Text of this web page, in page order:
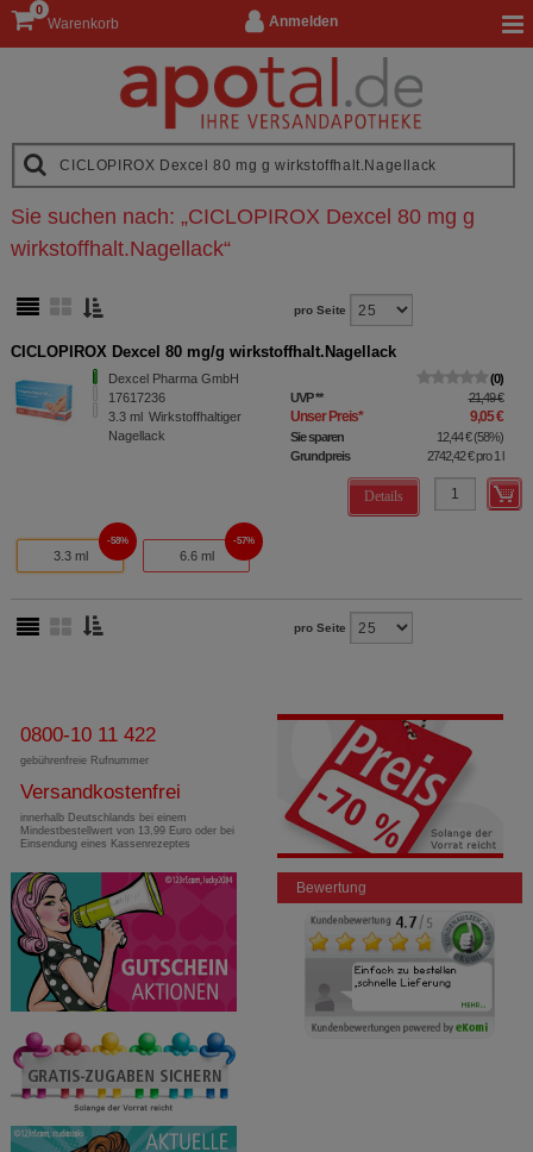
Anmelden
Warenkorb
0
Sie suchen nach: „CICLOPIROX Dexcel 80 mg g
wirkstoffhalt.Nagellack“
pro Seite
CICLOPIROX Dexcel 80 mg/g wirkstoffhalt.Nagellack
Dexcel Pharma GmbH
17617236
3.3 ml Wirkstoffhaltiger
Nagellack
0
UVP** 21,49 €
Unser Preis* 9,05 €
Sie sparen 12,44 €(58%)
Grundpreis
2742,42 €pro 1 l
Details
3.3 ml
58%
6.6 ml
57%
pro Seite
0800-10 11 422
gebührenfreie Rufnummer
Versandkostenfrei
innerhalb Deutschlands bei einem
Mindestbestellwert von 13,99 Euro oder bei
Einsendung eines Kassenrezeptes
Bewertung